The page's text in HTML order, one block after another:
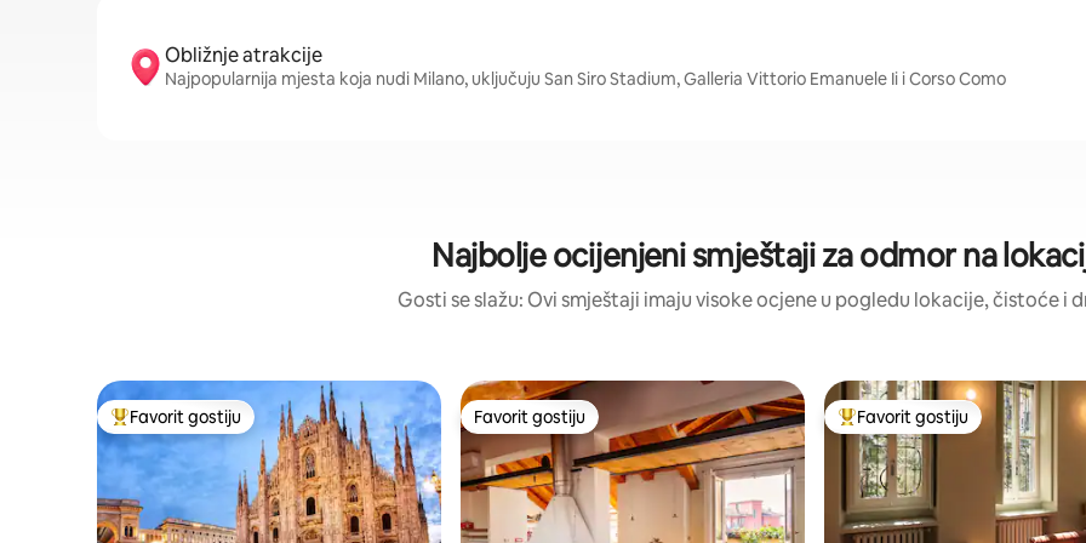
Obližnje atrakcije
Najpopularnija mjesta koja nudi Milano, uključuju San Siro Stadium, Galleria Vittorio Emanuele Ii i Corso Como
Najbolje ocijenjeni smještaji za odmor na
Gosti se slažu: Ovi smještaji imaju visoke ocjene u pogledu lokacije, čistoće i
Glavni favorit gostiju
Favorit gostiju Favorit gostiju
Favorit gostiju Glavni favorit gostiju
Favorit gostiju